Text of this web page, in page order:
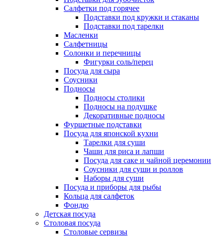
Салфетки под горячее
Подставки под кружки и стаканы
Подставки под тарелки
Масленки
Салфетницы
Солонки и перечницы
Фигурки соль/перец
Посуда для сыра
Соусники
Подносы
Подносы столики
Подносы на подушке
Декоративные подносы
Фуршетные подставки
Посуда для японской кухни
Тарелки для суши
Чаши для риса и лапши
Посуда для саке и чайной церемонии
Соусники для суши и роллов
Наборы для суши
Посуда и приборы для рыбы
Кольца для салфеток
Фондю
Детская посуда
Столовая посуда
Столовые сервизы